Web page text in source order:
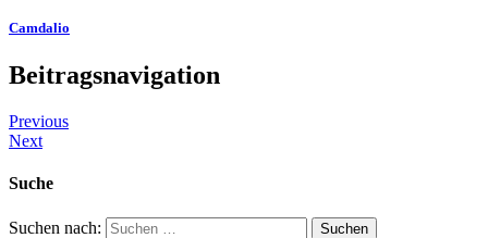
Camdalio
Beitragsnavigation
Previous
Next
Suche
Suchen nach: